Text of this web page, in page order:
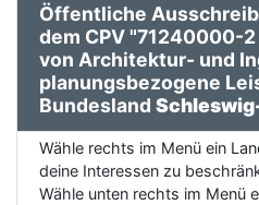
Öffentliche
dem CPV "71240000-
von Architektur- und
planungsbezogene
Bundesland
Wähle rechts im Menü ein
deine Interessen zu
Wähle unten rechts im Menü